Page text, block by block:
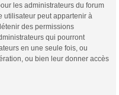
les administrateurs du forum
utilisateur peut appartenir à
des permissions
qui pourront
en une seule fois, ou
ou bien leur donner accès